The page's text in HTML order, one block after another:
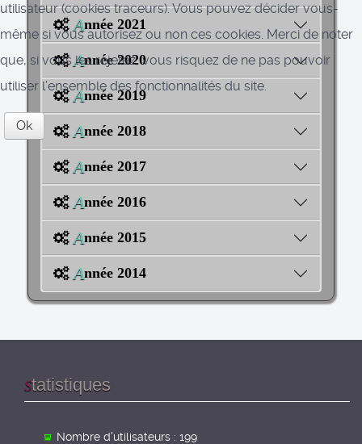
Année 2021
Année 2020
Année 2019
Année 2018
Année 2017
Année 2016
Année 2015
Année 2014
Statistiques
Nombre d'utilisateurs : 199
utilisateur (cookies traceurs). Vous pouvez décider vous-
même si vous autorisez ou non ces cookies. Merci de noter
que, si vous les rejetez, vous risquez de ne pas pouvoir
utiliser l’ensemble des fonctionnalités du site.
Ok